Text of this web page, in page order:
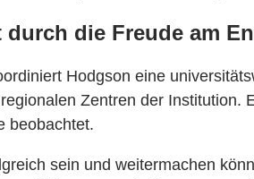
die Freude am
Hodgson eine
Zentren der
beobachtet.
sein und weitermachen